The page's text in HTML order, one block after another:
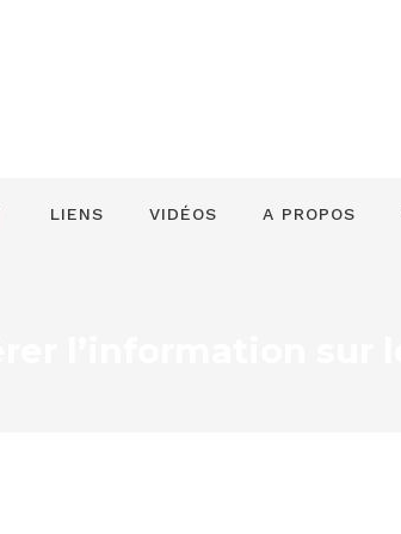
LIENS VIDÉOS A PROPOS